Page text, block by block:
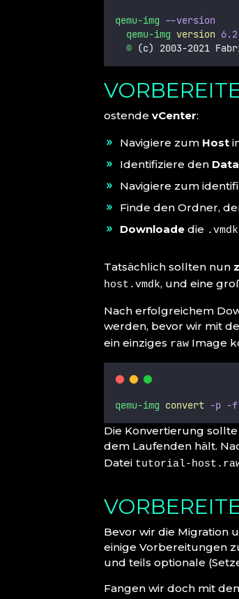
qemu-img --version
qemu-img version 6.2
© (c) 2003-2021
ostendevCenter:
Navigiere zum Host
Identifiziere den
Navigiere zum
Finde den Ordner,
Downloadedie .vmdk
Tatsächlich sollten nun
host.vmdk, und eine
Nach erfolgreichem
werden, bevor wir mit
ein einziges raw Image
qemu-img convert -p -f
Die Konvertierung
dem Laufenden hält.
Datei tutorial-
Bevor wir die Migration
einige Vorbereitungen
und teils optionale
Fangen wir doch mit